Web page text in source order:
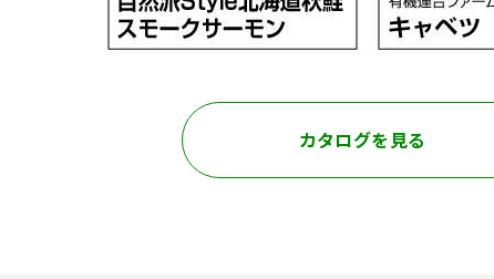
カタログを見る